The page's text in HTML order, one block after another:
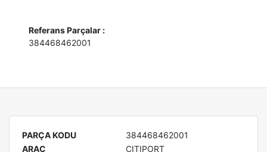
Referans Parçalar :
384468462001
PARÇA KODU
384468462001
ARAÇ
CITIPORT